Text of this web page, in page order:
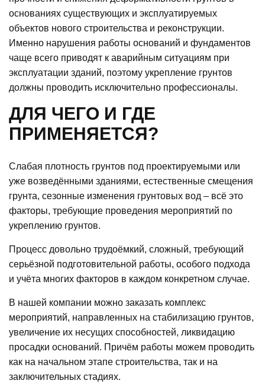
основаниях существующих и эксплуатируемых
объектов нового строительства и реконструкции.
Именно нарушения работы оснований и фундаментов
чаще всего приводят к аварийным ситуациям при
эксплуатации зданий, поэтому укрепление грунтов
должны проводить исключительно профессионалы.
ДЛЯ ЧЕГО И ГДЕ
ПРИМЕНЯЕТСЯ?
Слабая плотность грунтов под проектируемыми или
уже возведёнными зданиями, естественные смещения
грунта, сезонные изменения грунтовых вод – всё это
факторы, требующие проведения мероприятий по
укреплению грунтов.
Процесс довольно трудоёмкий, сложный, требующий
серьёзной подготовительной работы, особого подхода
и учёта многих факторов в каждом конкретном случае.
В нашей компании можно заказать комплекс
мероприятий, направленных на стабилизацию грунтов,
увеличение их несущих способностей, ликвидацию
просадки оснований. Причём работы можем проводить
как на начальном этапе строительства, так и на
заключительных стадиях.